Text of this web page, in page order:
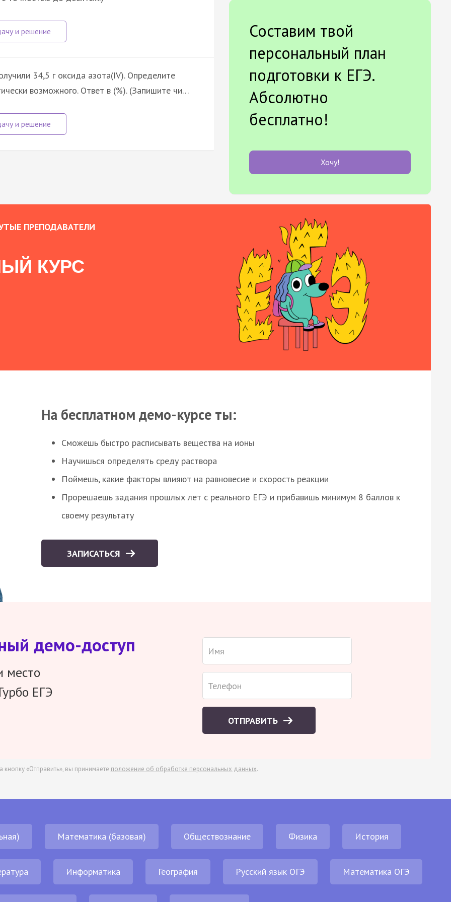
34,5 г оксида азота(IV). Определите
возможного. Ответ в (%). (Запишите чи…
Составим твой
персональный план
подготовки к ЕГЭ.
Абсолютно
бесплатно!
Хочу!
ПРЕПОДАВАТЕЛИ
КУРС
На бесплатном демо-курсе ты:
Сможешь быстро расписывать вещества на ионы
Научишься определять среду раствора
Поймешь, какие факторы влияют на равновесие и скорость реакции
Прорешаешь задания прошлых лет с реального ЕГЭ и прибавишь минимум 8 баллов к
своему результату
ЗАПИСАТЬСЯ
демо-доступ
место
ЕГЭ
ОТПРАВИТЬ
«Отправить», вы принимаете положение об обработке персональных данных.
Математика (базовая) Обществознание Физика История
Информатика География Русский язык ОГЭ Математика ОГЭ